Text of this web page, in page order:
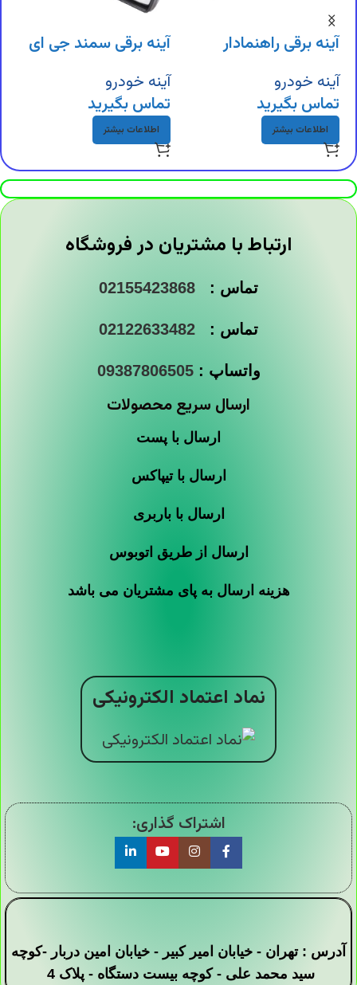
آینه برقی راهنمادار
آینه خودرو
تماس بگیرید
اطلاعات بیشتر
آینه برقی سمند جی ای
آینه خودرو
تماس بگیرید
اطلاعات بیشتر
ارتباط با مشتریان در فروشگاه
تماس : 02155423868
تماس : 02122633482
واتساپ :09387806505
ارسال سریع محصولات
ارسال با پست
ارسال با تیپاکس
ارسال با باربری
ارسال از طریق اتوبوس
هزینه ارسال به پای مشتریان می باشد
نماد اعتماد الکترونیکی
اشتراک گذاری:
آدرس : تهران - خیابان امیر کبیر - خیابان امین دربار -کوچه
سید محمد علی - کوچه بیست دستگاه - پلاک 4